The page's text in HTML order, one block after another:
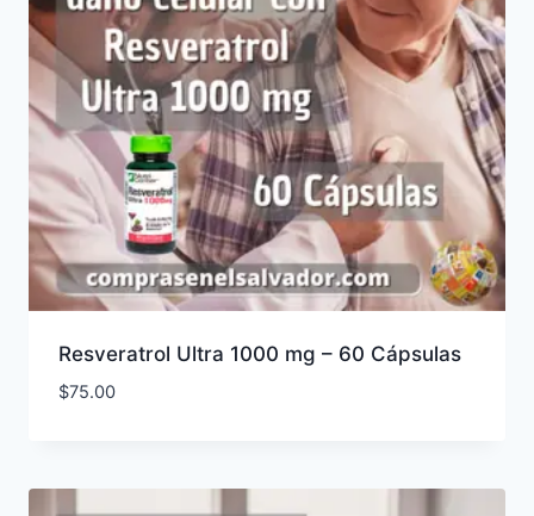
Resveratrol Ultra 1000 mg – 60 Cápsulas
$75.00